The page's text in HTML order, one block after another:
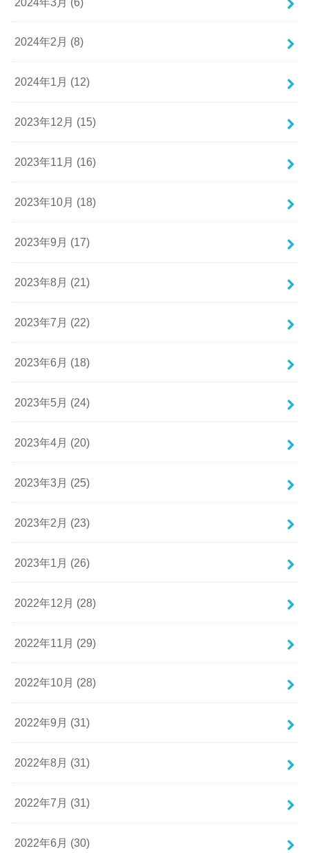
2024年2月 (8)
2024年1月 (12)
2023年12月 (15)
2023年11月 (16)
2023年10月 (18)
2023年9月 (17)
2023年8月 (21)
2023年7月 (22)
2023年6月 (18)
2023年5月 (24)
2023年4月 (20)
2023年3月 (25)
2023年2月 (23)
2023年1月 (26)
2022年12月 (28)
2022年11月 (29)
2022年10月 (28)
2022年9月 (31)
2022年8月 (31)
2022年7月 (31)
2022年6月 (30)